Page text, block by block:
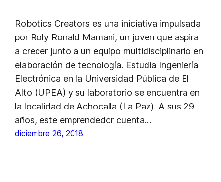
Robotics Creators es una iniciativa impulsada
por Roly Ronald Mamani, un joven que aspira
a crecer junto a un equipo multidisciplinario en
elaboración de tecnología. Estudia Ingeniería
Electrónica en la Universidad Pública de El
Alto (UPEA) y su laboratorio se encuentra en
la localidad de Achocalla (La Paz). A sus 29
años, este emprendedor cuenta…
diciembre 26, 2018